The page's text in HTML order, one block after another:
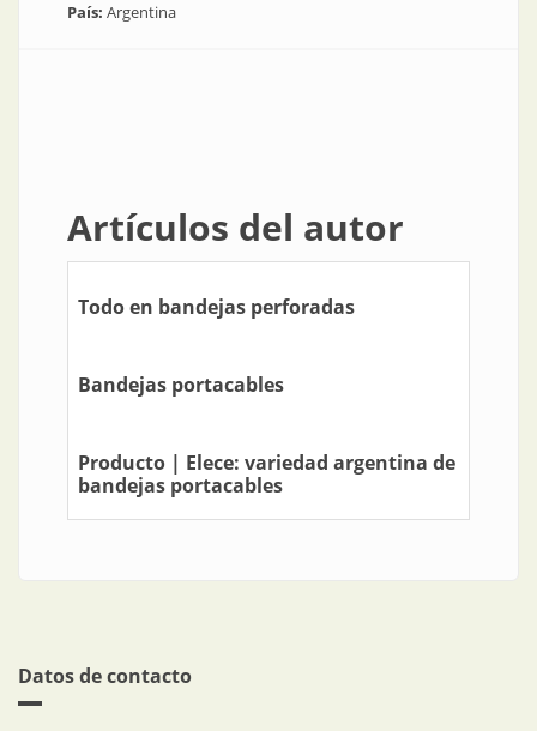
País: Argentina
Artículos del autor
Todo en bandejas perforadas
Bandejas portacables
Producto | Elece: variedad argentina de
bandejas portacables
Datos de contacto